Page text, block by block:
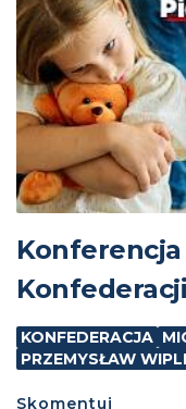
KONFEDERACJA
PRZEMYSŁAW
Skomentuj